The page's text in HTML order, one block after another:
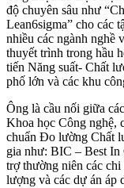
độ chuyên sâu như
Lean6sigma” cho các
nhiều các ngành nghề
thuyết trình trong hầu
tiến Năng suất- Chất
phố lớn và các khu
Ông là cầu nối giữa
Khoa học Công nghệ,
chuẩn Đo lường Chất
gia như: BIC – Best
trợ thường niên các
lượng và các dự án áp